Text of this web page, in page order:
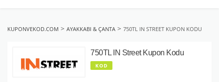
KUPONVEKOD.COM > AYAKKABI & ÇANTA > 750TL IN STREET KUPON KODU
750TL IN Street Kupon Kodu
KOD